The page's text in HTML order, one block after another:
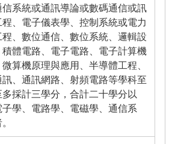
系統或通訊導論或數碼通信或訊
、電子儀表學、控制系統或電力
、數位通信、數位系統、邏輯設
體電路、電子電路、電子計算機
算機原理與應用、半導體工程、
、通訊網路、射頻電路等學科至
採計三學分，合計二十學分以
子學、電路學、電磁學、通信系